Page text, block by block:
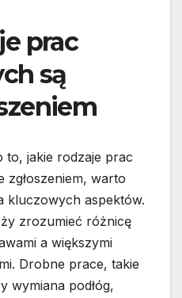
prac
są
to, jakie rodzaje prac
zgłoszeniem, warto
kluczowych aspektów.
zrozumieć różnicę
a większymi
Drobne prace, takie
wymiana podłóg,